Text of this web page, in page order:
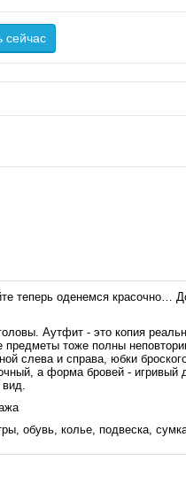
сейчас
теперь оденемся красочно…
Аутфит - это копия
предметы тоже полны
слева и справа, юбки
а форма бровей - игривый
обувь, колье, подвеска,